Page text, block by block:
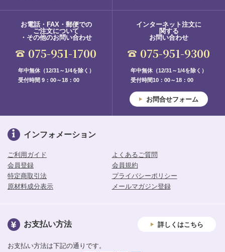
お電話・FAX・郵便での
ご注文について
・その他のお問い合わせ
075-951-1700
年中無休（12/31～1/4を除く）
受付時間 9：00～18：00
インターネット注文に
関する
お問い合わせ
075-951-9300
年中無休（12/31～1/4を除く）
受付時間10：00～18：00
お問合せフォーム
インフォメーション
ご利用ガイド
よくあるご質問
会員登録
会員規約
特定商取引法
プライバシーポリシー
原材料成分表示
メールマガジン登録
お支払い方法 詳しくはこちら
お支払い方法は下記の通りです。